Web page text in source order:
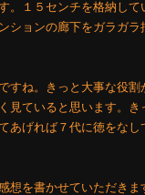
。１５センチを格納し
ションの廊下をガラガ
すね。きっと大事な役
ていると思います。き
あげれば７代に徳をな
想を書かせていただきま